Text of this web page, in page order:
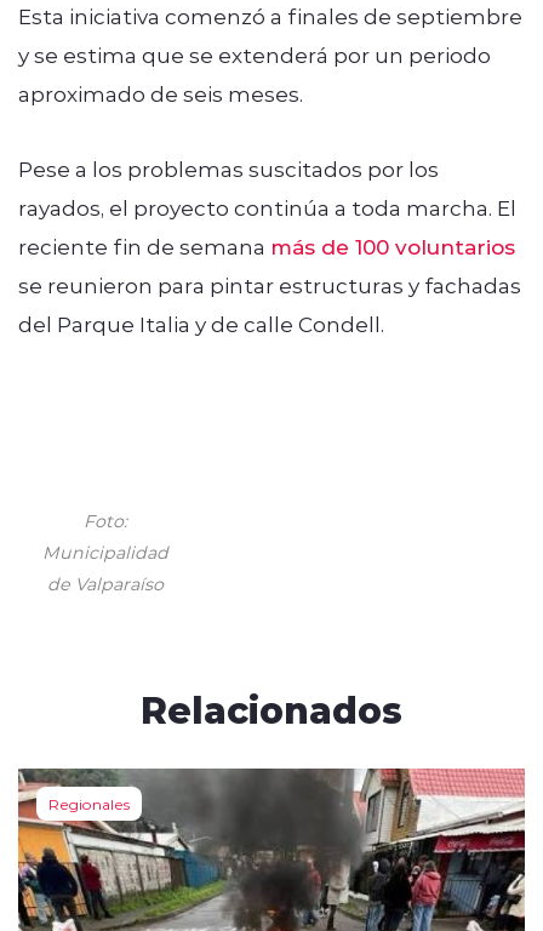
Esta iniciativa comenzó a finales de septiembre
y se estima que se extenderá por un periodo
aproximado de seis meses.
Pese a los problemas suscitados por los
rayados, el proyecto continúa a toda marcha. El
reciente fin de semana más de 100 voluntarios
se reunieron para pintar estructuras y fachadas
del Parque Italia y de calle Condell.
Foto:
Municipalidad
de Valparaíso
Relacionados
Regionales